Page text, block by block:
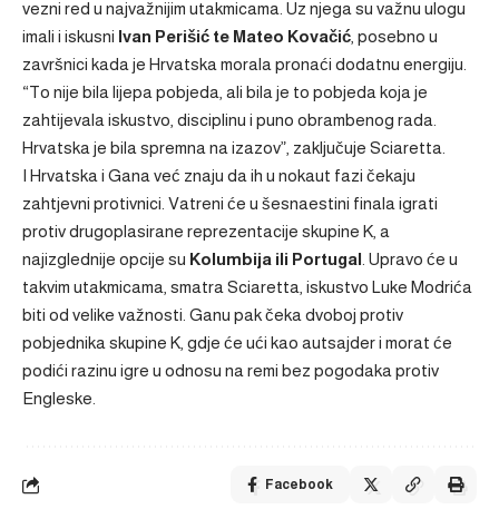
vezni red u najvažnijim utakmicama. Uz njega su važnu ulogu
imali i iskusni Ivan Perišić te Mateo Kovačić , posebno u
završnici kada je Hrvatska morala pronaći dodatnu energiju.
“To nije bila lijepa pobjeda, ali bila je to pobjeda koja je
zahtijevala iskustvo, disciplinu i puno obrambenog rada.
Hrvatska je bila spremna na izazov”, zaključuje Sciaretta.
I Hrvatska i Gana već znaju da ih u nokaut fazi čekaju
zahtjevni protivnici. Vatreni će u šesnaestini finala igrati
protiv drugoplasirane reprezentacije skupine K, a
najizglednije opcije su Kolumbija ili Portugal . Upravo će u
takvim utakmicama, smatra Sciaretta, iskustvo Luke Modrića
biti od velike važnosti. Ganu pak čeka dvoboj protiv
pobjednika skupine K, gdje će ući kao autsajder i morat će
podići razinu igre u odnosu na remi bez pogodaka protiv
Engleske.
Facebook